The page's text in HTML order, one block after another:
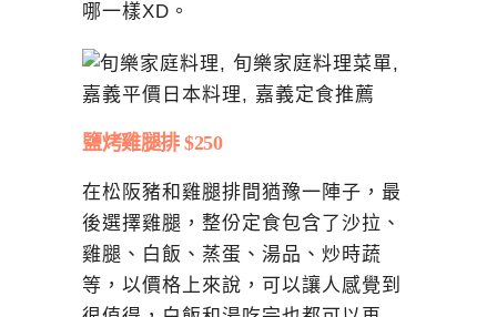
哪一樣XD。
鹽烤雞腿排 $250
在松阪豬和雞腿排間猶豫一陣子，最
後選擇雞腿，整份定食包含了沙拉、
雞腿、白飯、蒸蛋、湯品、炒時蔬
等，以價格上來說，可以讓人感覺到